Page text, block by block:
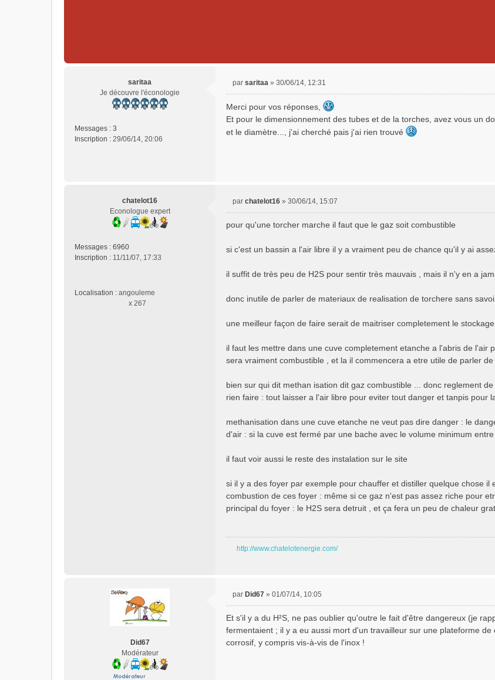
saritaa
Je découvre l'éconologie
Messages : 3
Inscription : 29/06/14, 20:06
s
s
a
u
par saritaa » 30/06/14, 12:31
Merci pour vos réponses,
Et pour le dimensionnement des tubes et de la torches, avez vous un
et le diamètre..., j'ai cherché pais j'ai rien trouvé
chatelot16
Econologue expert
Messages : 6960
Inscription : 11/11/07, 17:33
Localisation : angouleme
x 267
s
a
e
n
u
par chatelot16 » 30/06/14, 15:07
pour qu'une torcher marche il faut que le gaz soit combustible
si c'est un bassin a l'air libre il y a vraiment peu de chance qu'il y ai
il suffit de très peu de H2S pour sentir très mauvais , mais il n'y en a
donc inutile de parler de materiaux de realisation de torchere sans
une meilleur façon de faire serait de maitriser completement le
il faut les mettre dans une cuve completement etanche a l'abris de
sera vraiment combustible , et la il commencera a etre utile de parler
bien sur qui dit methan isation dit gaz combustible ... donc reglement
rien faire : tout laisser a l'air libre pour eviter tout danger et tanpis pour
methanisation dans une cuve etanche ne veut pas dire danger : le
d'air : si la cuve est fermé par une bache avec le volume minimum
il faut voir aussi le reste des instalation sur le site
si il y a des foyer par exemple pour chauffer et distiller quelque chose
combustion de ces foyer : même si ce gaz n'est pas assez riche pour
principal du foyer : le H2S sera detruit , et ça fera un peu de chaleur
http://www.chatelotenergie.com/
Did67
Modérateur
s
s
a
par Did67 » 01/07/14, 10:05
Et s'il y a du H²S, ne pas oublier qu'outre le fait d'être dangereux (je
fermentaient ; il y a eu aussi mort d'un travailleur sur une plateforme
corrosif, y compris vis-à-vis de l'inox !